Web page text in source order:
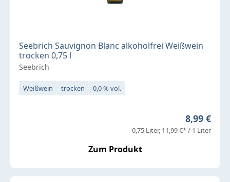
Seebrich Sauvignon Blanc alkoholfrei Weißwein
trocken 0,75 l
Seebrich
Weißwein trocken 0,0 % vol.
Regulärer
8,99 €
0,75 Liter 11,99 €* / 1 Liter
Zum Produkt